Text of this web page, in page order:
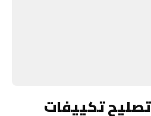
تكييفات